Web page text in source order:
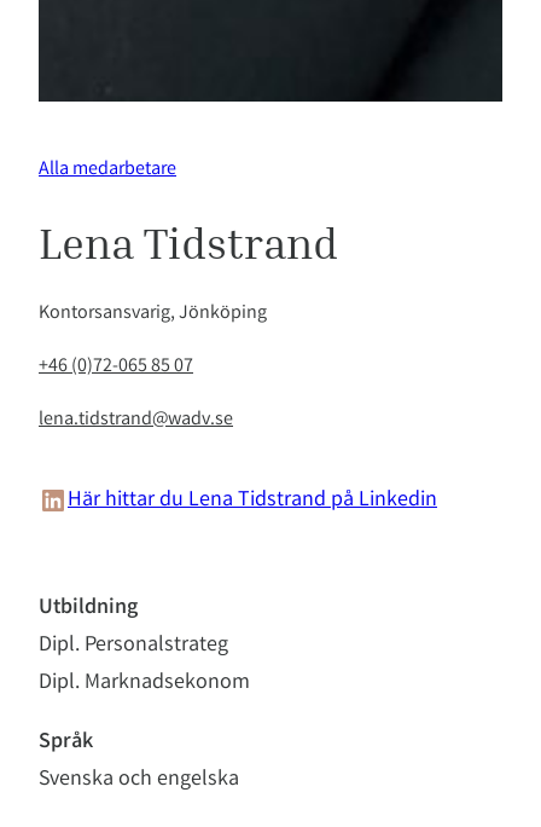
Alla medarbetare
Lena Tidstrand
Kontorsansvarig, Jönköping
+46 (0)72-065 85 07
lena.tidstrand@wadv.se
LinkedIn
Här hittar du Lena Tidstrand på Linkedin
Utbildning
Dipl. Personalstrateg
Dipl. Marknadsekonom
Språk
Svenska och engelska